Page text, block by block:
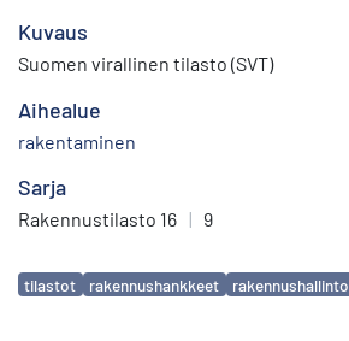
Kuvaus
Suomen virallinen tilasto (SVT)
Aihealue
rakentaminen
Sarja
Rakennustilasto 16 | 9
Avainsanat
tilastot rakennushankkeet rakennushallinto